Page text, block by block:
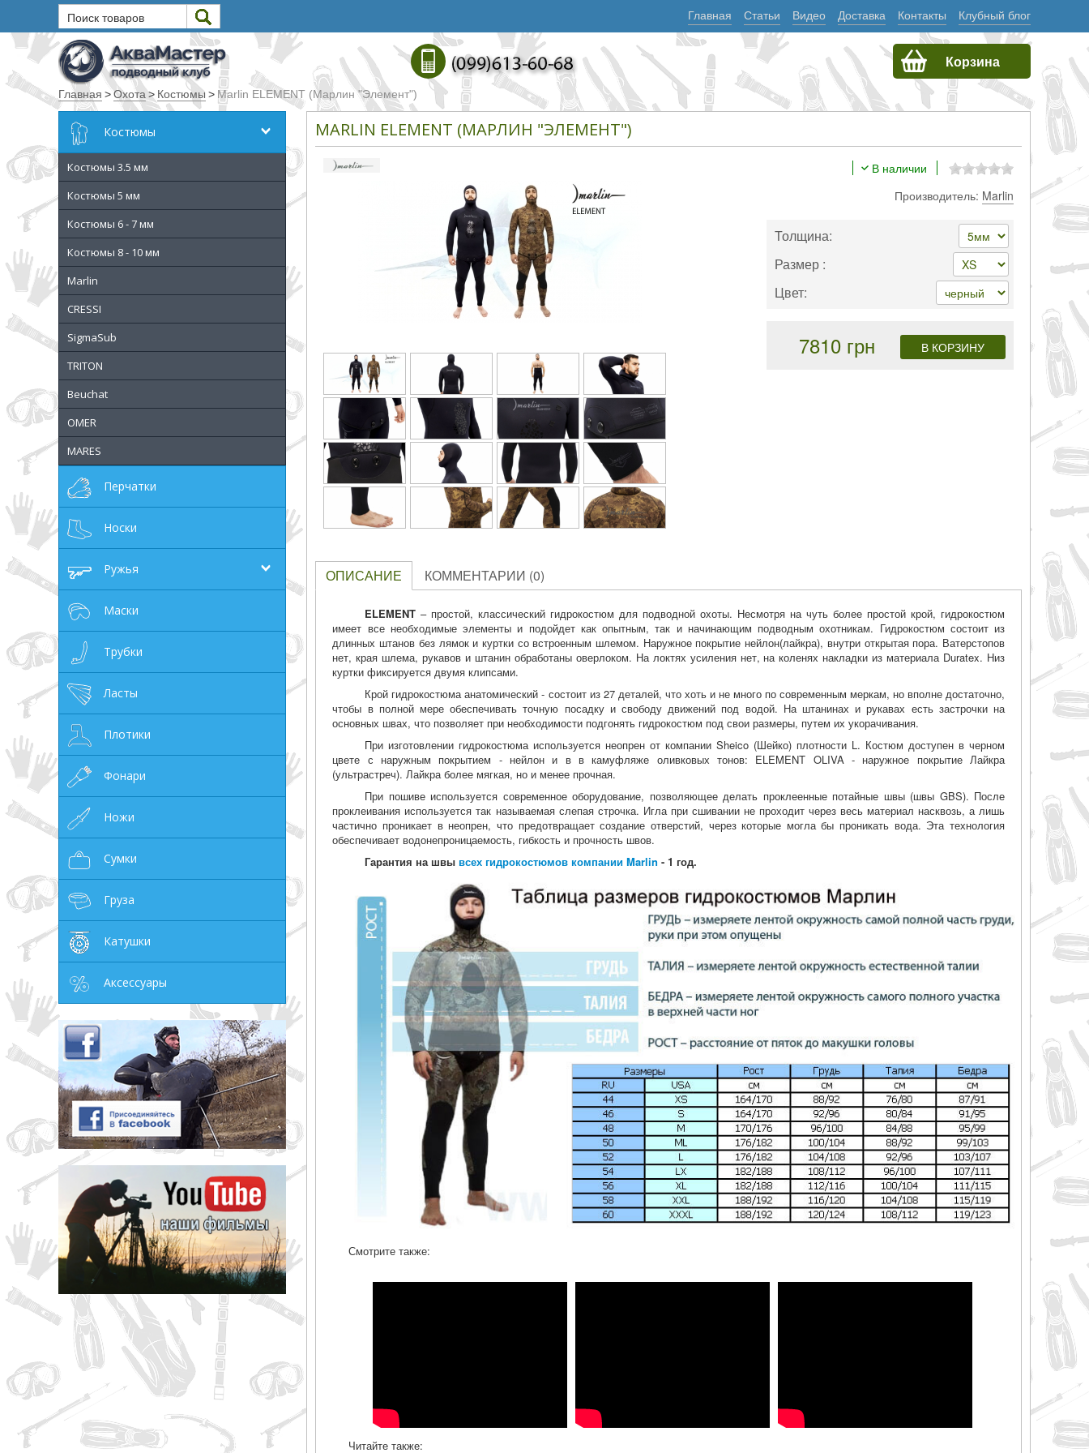
Главная Статьи Видео Доставка Контакты Клубный блог
Поиск товаров
Текст
Искать
Любое из слов
Все слова
Точное совпадение
Категории
Производитель
_JSHOP_SEARCH_COINS
от
до
грн
ОТМЕНА
Корзина
Главная >Охота > Костюмы > Marlin ELEMENT (Марлин "Элемент")
Костюмы
Костюмы 3.5 мм
Костюмы 5 мм
Костюмы 6 - 7 мм
Костюмы 8 - 10 мм
Marlin
CRESSI
SigmaSub
TRITON
Beuchat
OMER
MARES
Перчатки
Носки
Ружья
Маски
Трубки
Ласты
Плотики
Фонари
Ножи
Сумки
Груза
Катушки
Аксессуары
MARLIN ELEMENT (МАРЛИН "ЭЛЕМЕНТ")
В наличии
Производитель: Marlin
Толщина:
Размер :
Цвет:
7810 грн
ОПИСАНИЕ КОММЕНТАРИИ (0)
ELEMENT – простой, классический гидрокостюм для подводной охоты. Несмотря на чуть более простой крой, гидрокостюм
имеет все необходимые элементы и подойдет как опытным, так и начинающим подводным охотникам. Гидрокостюм состоит из
длинных штанов без лямок и куртки со встроенным шлемом. Наружное покрытие нейлон(лайкра), внутри открытая пора. Ватерстопов
нет, края шлема, рукавов и штанин обработаны оверлоком. На локтях усиления нет, на коленях накладки из материала Duratex. Низ
куртки фиксируется двумя клипсами.
Крой гидрокостюма анатомический - состоит из 27 деталей, что хоть и не много по современным меркам, но вполне достаточно,
чтобы в полной мере обеспечивать точную посадку и свободу движений под водой. На штанинах и рукавах есть застрочки на
основных швах, что позволяет при необходимости подгонять гидрокостюм под свои размеры, путем их укорачивания.
При изготовлении гидрокостюма используется неопрен от компании Sheico (Шейко) плотности L. Костюм доступен в черном
цвете с наружным покрытием - нейлон и в в камуфляже оливковых тонов: ELEMENT OLIVA - наружное покрытие Лайкра
(ультрастреч). Лайкра более мягкая, но и менее прочная.
При пошиве используется современное оборудование, позволяющее делать проклеенные потайные швы (швы GBS). После
проклеивания используется так называемая слепая строчка. Игла при сшивании не проходит через весь материал насквозь, а лишь
частично проникает в неопрен, что предотвращает создание отверстий, через которые могла бы проникать вода. Эта технология
обеспечивает водонепроницаемость, гибкость и прочность швов.
Гарантия на швывсех гидрокостюмов компании Marlin - 1 год.
Смотрите также:
Читайте также: